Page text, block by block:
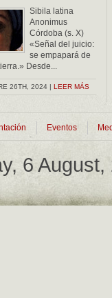
Sibila latina
Anonimus
Córdoba (s. X)
«Señal del juicio:
se empapará de
Desde...
26TH, 2024 | LEER MÁS
Eventos
6